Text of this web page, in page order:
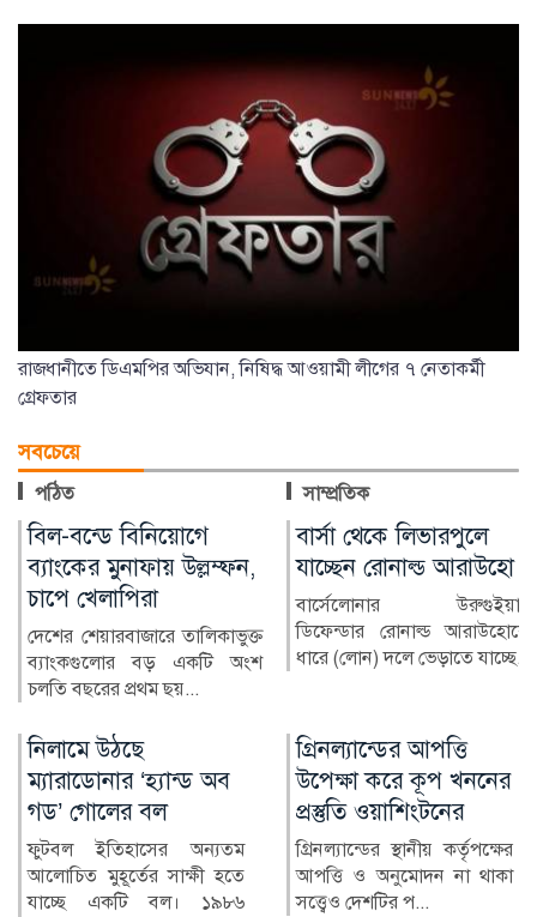
রাজধানীতে ডিএমপির অভিযান, নিষিদ্ধ আওয়ামী লীগের ৭ নেতাকর্মী
গ্রেফতার
সবচেয়ে
পঠিত সাম্প্রতিক
বার্সা থেকে লিভারপুলে
যাচ্ছেন রোনাল্ড আরাউহো
বার্সেলোনার উরুগুইয়ান
ডিফেন্ডার রোনাল্ড আরাউহোকে
ধারে (লোন) দলে ভেড়াতে যাচ্ছে...
চিকিৎসক নিরাপদ
থাকলেই বদলাবে
স্বাস্থ্যসেবার চিত্র
বাংলাদেশের স্বাস্থ্য খাতে গত
কয়েক দশকে উল্লেখযোগ্য
গ্রিনল্যান্ডের আপত্তি
উপেক্ষা করে কূপ খননের
প্রস্তুতি ওয়াশিংটনের
গ্রিনল্যান্ডের স্থানীয় কর্তৃপক্ষের
আপত্তি ও অনুমোদন না থাকা
সত্ত্বেও দেশটির প...
রাশিয়া-ইউক্রেন
পাল্টাপাল্টি হামলায়
নিহত ৩, আহত ১০
রাশিয়া ও ইউক্রেনের মধ্যে
শনিবার রাতভর পাল্টাপাল্টি
হামলায় অন্তত তিনজন নিহত